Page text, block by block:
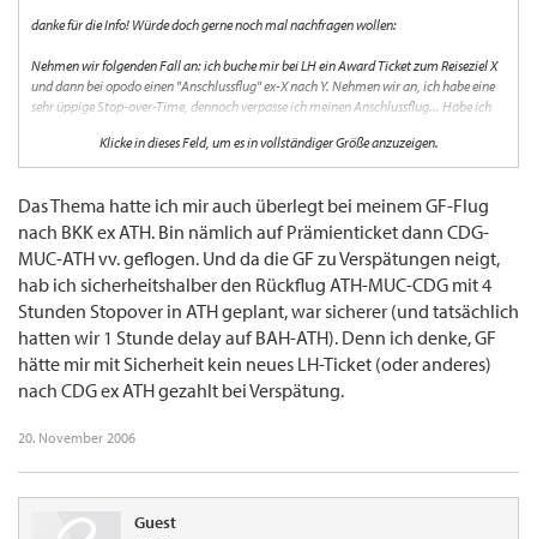
danke für die Info! Würde doch gerne noch mal nachfragen wollen:
Nehmen wir folgenden Fall an: ich buche mir bei LH ein Award Ticket zum Reiseziel X
und dann bei opodo einen "Anschlussflug" ex-X nach Y. Nehmen wir an, ich habe eine
sehr üppige Stop-over-Time, dennoch verpasse ich meinen Anschlussflug... Habe ich
Der Wellensittich
Klicke in dieses Feld, um es in vollständiger Größe anzuzeigen.
Das Thema hatte ich mir auch überlegt bei meinem GF-Flug
nach BKK ex ATH. Bin nämlich auf Prämienticket dann CDG-
MUC-ATH vv. geflogen. Und da die GF zu Verspätungen neigt,
hab ich sicherheitshalber den Rückflug ATH-MUC-CDG mit 4
Stunden Stopover in ATH geplant, war sicherer (und tatsächlich
hatten wir 1 Stunde delay auf BAH-ATH). Denn ich denke, GF
hätte mir mit Sicherheit kein neues LH-Ticket (oder anderes)
nach CDG ex ATH gezahlt bei Verspätung.
20. November 2006
Guest